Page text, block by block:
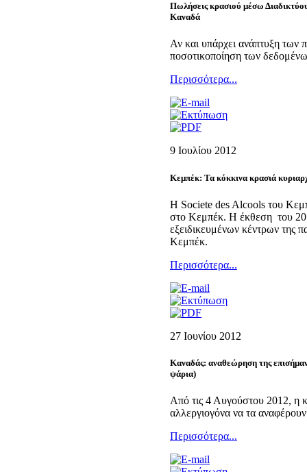
Πωλήσεις κρασιού μέσω
Καναδά
Αν και υπάρχει ανάπτυξη των
ποσοτικοποίηση των
Περισσότερα...
9 Ioυλίου 2012
Κεμπέκ: Τα κόκκινα κρασιά
Η Societe des Alcools του
στο Κεμπέκ. Η έκθεση του
εξειδικευμένων κέντρων της
Κεμπέκ.
Περισσότερα...
27 Ιουνίου 2012
Καναδάς: αναθεώρηση της
ψάρια)
Από τις 4 Αυγούστου 2012, η
αλλεργιογόνα να τα αναφέρουν
Περισσότερα...